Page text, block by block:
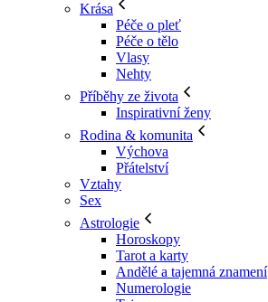
Krása
Péče o pleť
Péče o tělo
Vlasy
Nehty
Příběhy ze života
Inspirativní ženy
Rodina & komunita
Výchova
Přátelství
Vztahy
Sex
Astrologie
Horoskopy
Tarot a karty
Andělé a tajemná znamení
Numerologie